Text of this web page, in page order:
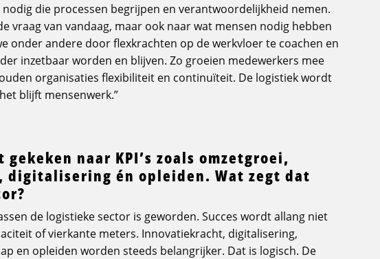
die processen begrijpen en verantwoordelijkheid nemen.
vraag van vandaag, maar ook naar wat mensen nodig hebben
onder andere door flexkrachten op de werkvloer te coachen en
inzetbaar worden en blijven. Zo groeien medewerkers mee
organisaties flexibiliteit en continuïteit. De logistiek wordt
blijft mensenwerk.”
naar KPI’s zoals omzetgroei,
digitalisering én opleiden. Wat zegt dat
de logistieke sector is geworden. Succes wordt allang niet
of vierkante meters. Innovatiekracht, digitalisering,
en opleiden worden steeds belangrijker. Dat is logisch. De